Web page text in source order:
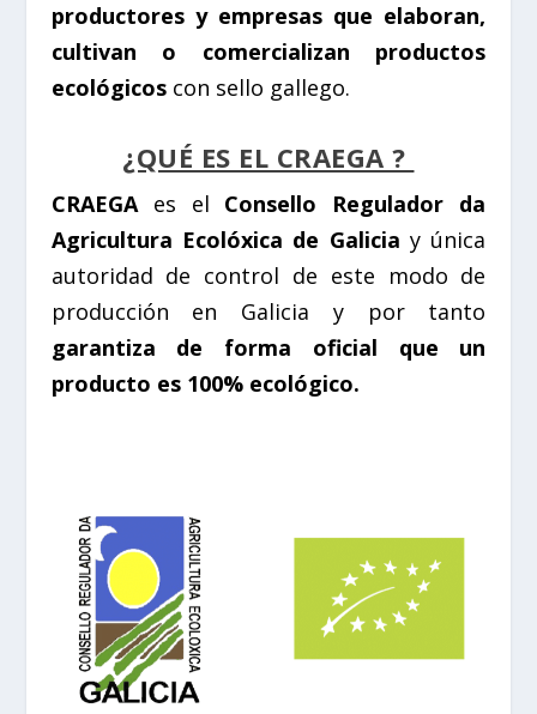
productores y empresas que elaboran,
cultivan o comercializan productos
ecológicoscon sello gallego.
¿QUÉ ES EL CRAEGA ?
CRAEGAes el Consello Regulador da
Agricultura Ecolóxica de Galiciay única
autoridad de control de este modo de
producción en Galicia y por tanto
garantiza de forma oficial que un
producto es 100% ecológico.